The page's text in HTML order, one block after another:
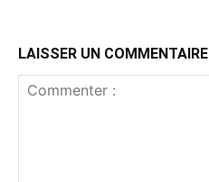
LAISSER UN COMMENTAIRE